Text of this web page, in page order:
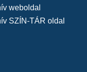
weboldal
SZÍN-TÁR oldal